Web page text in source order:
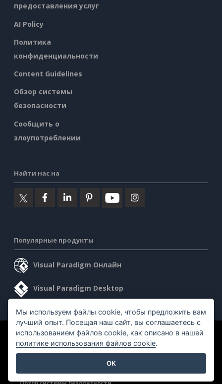
предоставления услуг
AI Policy
Политика
конфиденциальности
Content Guidelines
Обзор системы
безопасности
Сообщить о
злоупотреблении
Найти нас на
Популярные продукты
Visual Paradigm Онлайн
Visual Paradigm Desktop
©2026 by Visual Paradigm. Все права защищены.
Мы используем файлы cookie, чтобы предложить вам
лучший опыт. Посещая наш сайт, вы соглашаетесь с
использованием файлов cookie, как описано в нашей
политике использования файлов cookie.
OK